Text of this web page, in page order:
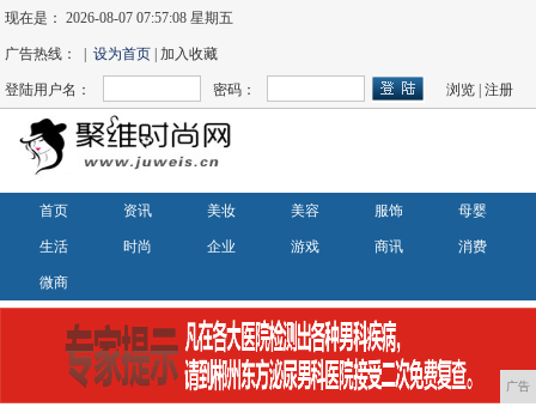
现在是：2026-08-07 07:57:08 星期五
广告热线： |设为首页 | 加入收藏
登陆用户名： 密码： 浏览 |注册
首页 资讯 美妆 美容 服饰 母婴
生活 时尚 企业 游戏 商讯 消费
微商
广告